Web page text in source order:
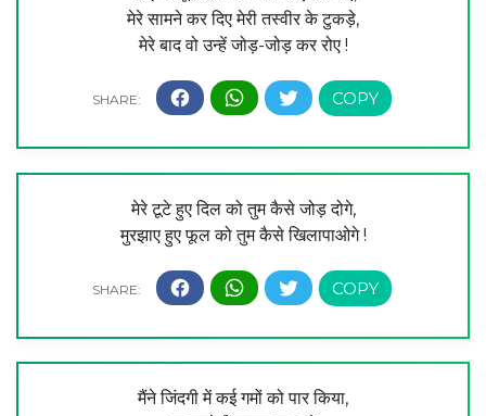
मेरे सामने कर दिए मेरी तस्वीर के टुकड़े,
मेरे बाद वो उन्हें जोड़-जोड़ कर रोए !
मेरे टूटे हुए दिल को तुम कैसे जोड़ दोगे,
मुरझाए हुए फूल को तुम कैसे खिलापाओगे !
मैंने जिंदगी में कई गमों को पार किया,